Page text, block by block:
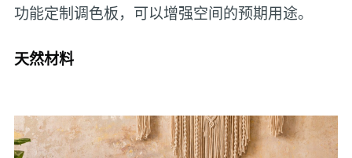
功能定制调色板，可以增强空间的预期用途。
天然材料